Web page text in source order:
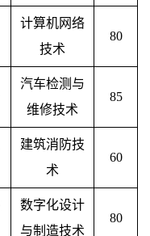
计算机网络
技术
80
汽车检测与
维修技术
85
建筑消防技
术
60
数字化设计
与制造技术
80